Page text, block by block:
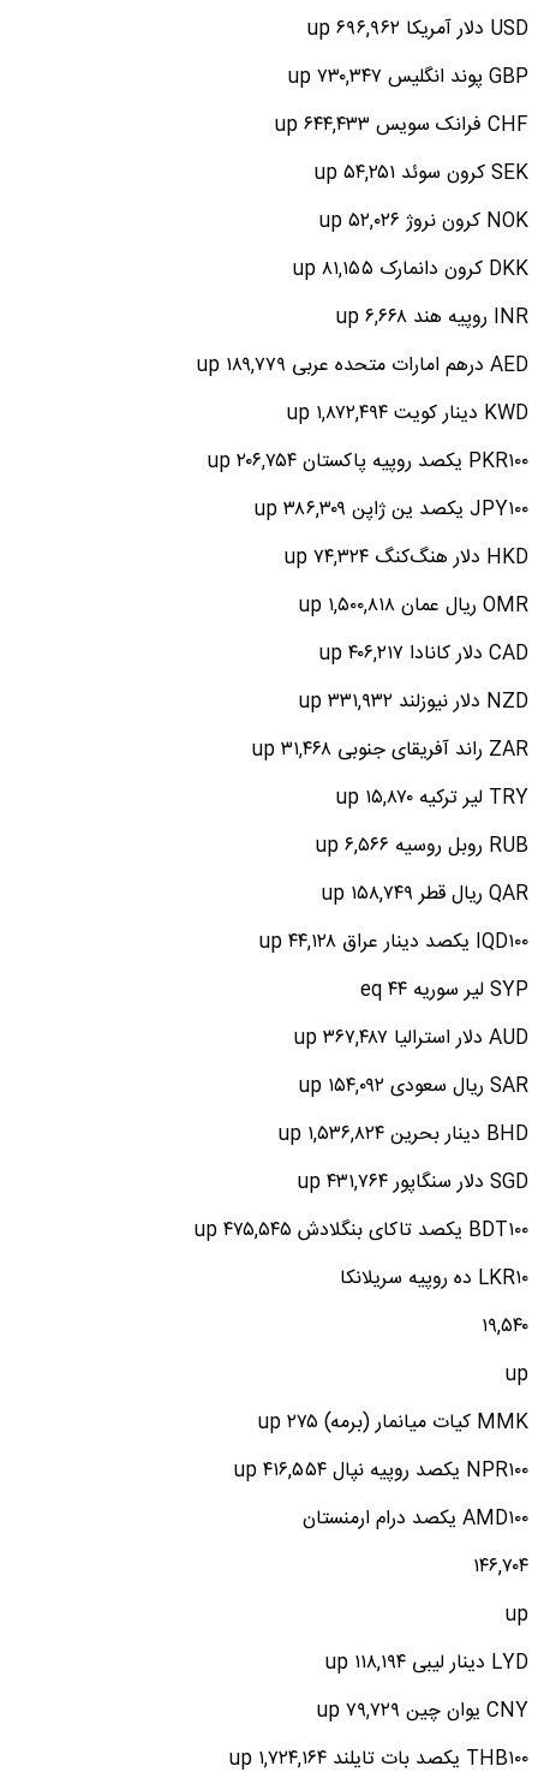
USD دلار آمریکا ۶۹۶,۹۶۲ up
GBP پوند انگلیس ۷۳۰,۳۴۷ up
CHF فرانک سویس ۶۴۴,۴۳۳ up
SEK کرون سوئد ۵۴,۲۵۱ up
NOK کرون نروژ ۵۲,۰۲۶ up
DKK کرون دانمارک ۸۱,۱۵۵ up
INR روپیه هند ۶,۶۶۸ up
AED درهم امارات متحده عربی ۱۸۹,۷۷۹ up
KWD دینار کویت ۱,۸۷۲,۴۹۴ up
PKR۱۰۰ یکصد روپیه پاکستان ۲۰۶,۷۵۴ up
JPY۱۰۰ یکصد ین ژاپن ۳۸۶,۳۰۹ up
HKD دلار هنگ‌کنگ ۷۴,۳۲۴ up
OMR ریال عمان ۱,۵۰۰,۸۱۸ up
CAD دلار کانادا ۴۰۶,۲۱۷ up
NZD دلار نیوزلند ۳۳۱,۹۳۲ up
ZAR راند آفریقای جنوبی ۳۱,۴۶۸ up
TRY لیر ترکیه ۱۵,۸۷۰ up
RUB روبل روسیه ۶,۵۶۶ up
QAR ریال قطر ۱۵۸,۷۴۹ up
IQD۱۰۰ یکصد دینار عراق ۴۴,۱۲۸ up
SYP لیر سوریه ۴۴ eq
AUD دلار استرالیا ۳۶۷,۴۸۷ up
SAR ریال سعودی ۱۵۴,۰۹۲ up
BHD دینار بحرین ۱,۵۳۶,۸۲۴ up
SGD دلار سنگاپور ۴۳۱,۷۶۴ up
BDT۱۰۰ یکصد تاکای بنگلادش ۴۷۵,۵۴۵ up
LKR۱۰ ده روپیه سریلانکا
۱۹,۵۴۰
up
MMK کیات میانمار (برمه) ۲۷۵ up
NPR۱۰۰ یکصد روپیه نپال ۴۱۶,۵۵۴ up
AMD۱۰۰ یکصد درام ارمنستان
۱۴۶,۷۰۴
up
LYD دینار لیبی ۱۱۸,۱۹۴ up
CNY یوان چین ۷۹,۷۲۹ up
THB۱۰۰ یکصد بات تایلند ۱,۷۲۴,۱۶۴ up